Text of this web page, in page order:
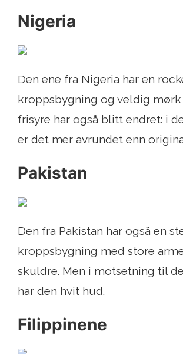
Nigeria
Den ene fra Nigeria har en
kroppsbygning og veldig mørk
frisyre har også blitt endret: i
er det mer avrundet enn
Pakistan
Den fra Pakistan har også en
kroppsbygning med store
skuldre. Men i motsetning til
har den hvit hud.
Filippinene